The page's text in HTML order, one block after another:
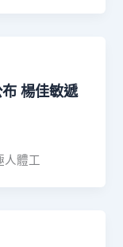
楊佳敏遞
人體工